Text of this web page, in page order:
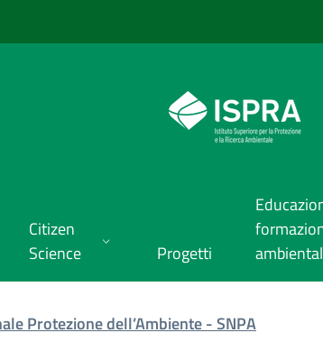
Citizen
Science
Progetti
Protezione dell’Ambiente - SNPA